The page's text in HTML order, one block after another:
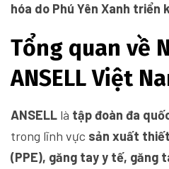
hóa do Phú Yên Xanh triển
Tổng quan về
ANSELL Việt
ANSELL là tập đoàn đa
trong lĩnh vực sản xuất
(PPE), găng tay y tế, găng